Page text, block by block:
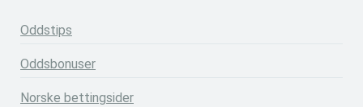
Oddstips
Oddsbonuser
Norske bettingsider